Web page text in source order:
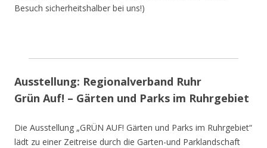
Besuch sicherheitshalber bei uns!)
Ausstellung: Regionalverband Ruhr
Grün Auf! – Gärten und Parks im Ruhrgebiet
Die Ausstellung „GRÜN AUF! Gärten und Parks im Ruhrgebiet“
lädt zu einer Zeitreise durch die Garten-und Parklandschaft